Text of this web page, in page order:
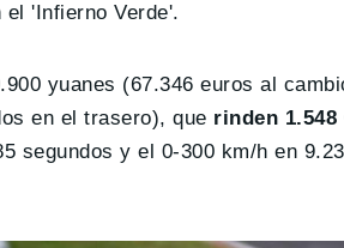
'Infierno Verde'.
yuanes (67.346 euros al
en el trasero), que rinden 1.548
segundos y el 0-300 km/h en